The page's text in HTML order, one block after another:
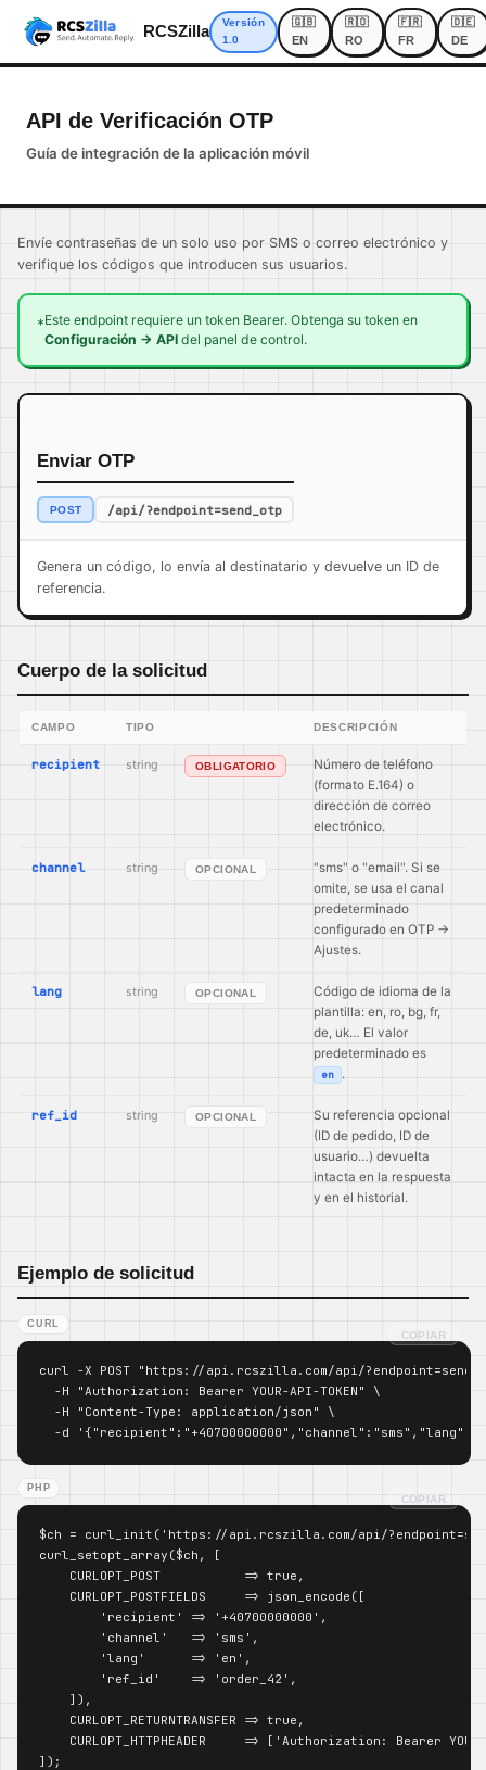
RCSZilla
Versión
1.0
🇬🇧
EN
🇷🇴
RO
🇫🇷
FR
🇩🇪
DE
API de Verificación OTP
Guía de integración de la aplicación móvil
Envíe contraseñas de un solo uso por SMS o correo electrónico y
verifique los códigos que introducen sus usuarios.
*Este endpoint requiere un token Bearer. Obtenga su token en
Configuración → API del panel de control.
Enviar OTP
POST /api/?endpoint=send_otp
Genera un código, lo envía al destinatario y devuelve un ID de
referencia.
Cuerpo de la solicitud
CAMPO TIPO DESCRIPCIÓN
recipient string OBLIGATORIO
Número de teléfono
(formato E.164) o
dirección de correo
electrónico.
channel string OPCIONAL
"sms" o "email". Si se
omite, se usa el canal
predeterminado
configurado en OTP →
Ajustes.
lang string OPCIONAL
Código de idioma de la
plantilla: en, ro, bg, fr,
de, uk… El valor
predeterminado es
en .
ref_id string OPCIONAL
Su referencia opcional
(ID de pedido, ID de
usuario…) devuelta
intacta en la respuesta
y en el historial.
Ejemplo de solicitud
CURL
curl -X POST "https://api.rcszilla.com/api/
  -H "Authorization: Bearer YOUR-API-TOKEN" \
  -H "Content-Type: application/json" \
-d
COPIAR
PHP
$ch = curl_init('https://api.rcszilla.com/api/
curl_setopt_array($ch, [
    CURLOPT_POST           => true,
    CURLOPT_POSTFIELDS     => json_encode([
        'recipient' => '+40700000000',
        'channel'   => 'sms',
        'lang'      => 'en',
        'ref_id'    => 'order_42',
    ]),
    CURLOPT_RETURNTRANSFER => true,
CURLOPT_HTTPHEADER     => ['Authorization: Bearer
]);
COPIAR